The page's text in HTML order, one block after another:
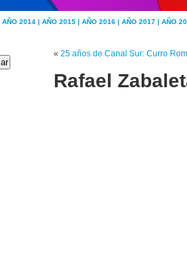
AÑO 2014 | AÑO 2015 | AÑO 2016 | AÑO 2017 | AÑO
« 25 años de Canal Sur: Curro
Rafael